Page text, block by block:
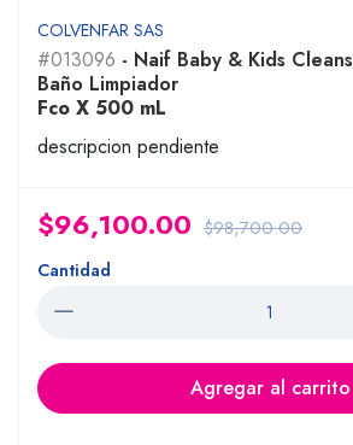
COLVENFAR SAS
#013096 - Naif Baby & Kids
Baño Limpiador
Fco X 500 mL
descripcion pendiente
$96,100.00 $98,700.00
Cantidad
Agregar al carrito